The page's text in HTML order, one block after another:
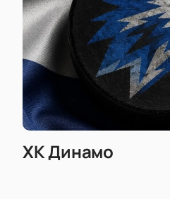
ХК Динамо